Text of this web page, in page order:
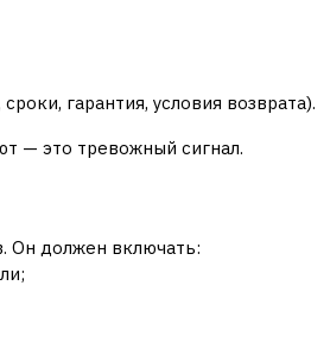
гарантия, условия возврата).
— это тревожный сигнал.
Он должен включать: